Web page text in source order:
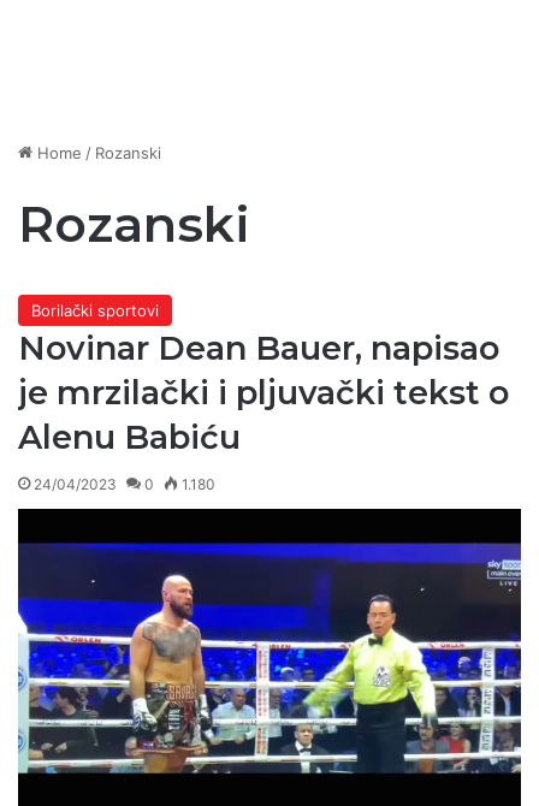
Home / Rozanski
Rozanski
Borilački sportovi
Novinar Dean Bauer, napisao
je mrzilački i pljuvački tekst o
Alenu Babiću
24/04/2023 0 1.180